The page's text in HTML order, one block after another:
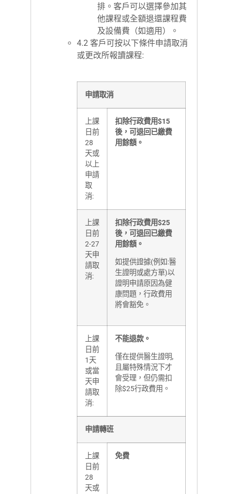
排。客戶可以選擇參加其
他課程或全額退還課程費
及設備費（如適用）。
4.2 客戶可按以下條件申請取消
或更改所報讀課程:
申請取消
上課
日前
28
天或
以上
申請
取
消:
扣除行政費用$15
後，可退回已繳費
用餘額。
上課
日前
2-27
天申
請取
消:
扣除行政費用$25
後，可退回已繳費
用餘額。
如提供證據(例如:醫
生證明或處方單)以
證明申請原因為健
康問題，行政費用
將會豁免。
上課
日前
1天
或當
天申
請取
消:
不能退款。
僅在提供醫生證明,
且屬特殊情況下才
會受理，但仍需扣
除$25行政費用。
申請轉班
上課
日前
28
天或
免費